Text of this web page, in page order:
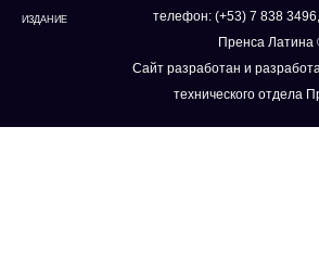
ИЗДАНИЕ
телефон: (+53) 7 838
Пренса Латина
Сайт разработан и
технического отдела